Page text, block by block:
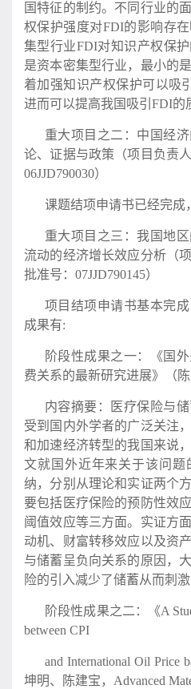
国特征的制约。不同行业的
权保护强度对FDI的影响存
集型行业FDI对知识产权保
是资本密集型行业，最小的
着加强知识产权保护可以吸
进而可以提高我国吸引FDI的
重大项目之二：中国经
论、证据与政策（项目负责
06JJD790030）
课题结项申请书已经完成
重大项目之三：我国地
流动的经济增长效应分析（
批准号：07JJD790145）
项目结项申请书基本完
成果有:
阶段性成果之一：《国
费关系的最新研究进展》（
内容摘要：医疗保险与
受到国内外学者的广泛关注
和加速经济转型的我国来说
文就国外近年来关于该问题
纳，分别从理论和实证两个
要包括医疗保险的预防性效
阈值效应等三方面。实证方
动机、财富转移效应以及资
与储蓄呈负向关系的原因，
险的引入减少了储蓄从而刺激
阶段性成果之二：《A
between CPI
and International Oil Price
坤明、陈建宝，Advanced